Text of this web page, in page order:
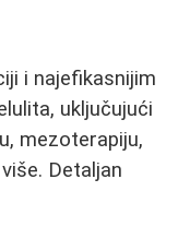
i najefikasnijim
uključujući
mezoterapiju,
Detaljan